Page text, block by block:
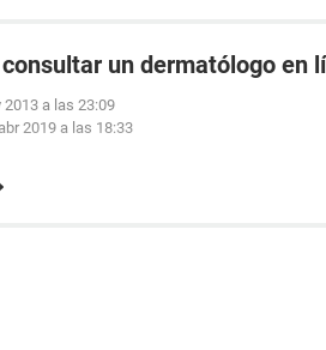
un dermatólogo en
2013 a las 23:09
2019 a las 18:33